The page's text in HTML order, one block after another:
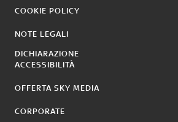
COOKIE POLICY
NOTE LEGALI
DICHIARAZIONE
ACCESSIBILITÀ
OFFERTA SKY MEDIA
CORPORATE